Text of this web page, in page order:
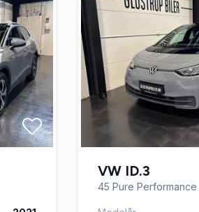
VW ID.3
45 Pure Performance